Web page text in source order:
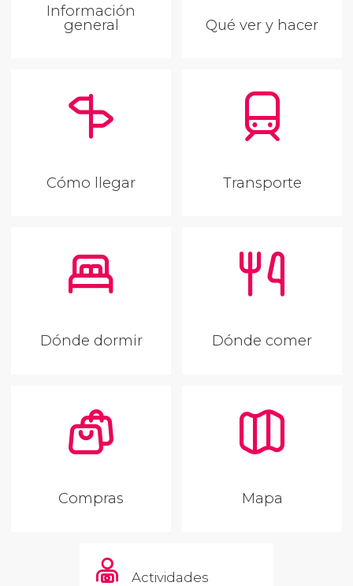
Información
general Qué ver y hacer
Cómo llegar Transporte
Dónde dormir Dónde comer
Compras Mapa
Actividades